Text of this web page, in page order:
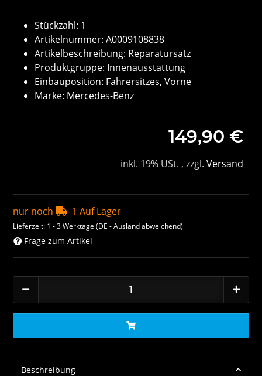
Stückzahl: 1
Artikelnummer: A0009108838
Artikelbeschreibung: Reparatursatz
Produktgruppe: Innenausstattung
Einbauposition: Fahrersitzes, Vorne
Marke: Mercedes-Benz
149,90 €
inkl. 19% USt. , zzgl. Versand
nur noch 1 Auf Lager
Lieferzeit: 1 - 3 Werktage(DE - Ausland abweichend)
Frage zum Artikel
Beschreibung